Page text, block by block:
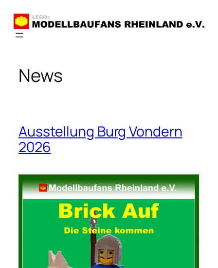
Inhalt
springen
News
Ausstellung Burg Vondern
2026